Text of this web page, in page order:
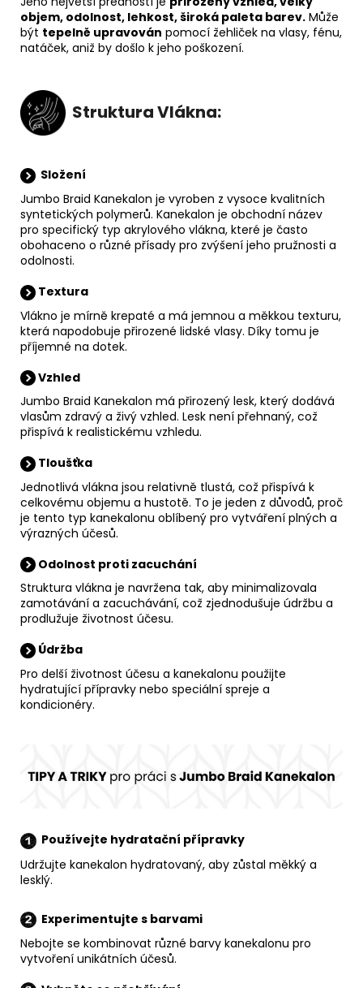
objem, odolnost, lehkost, široká paleta barev. Může
být tepelně upravován pomocí žehliček na vlasy, fénu,
natáček, aniž by došlo k jeho poškození.
Struktura Vlákna:
Složení
Jumbo Braid Kanekalon je vyroben z vysoce kvalitních
syntetických polymerů. Kanekalon je obchodní název
pro specifický typ akrylového vlákna, které je často
obohaceno o různé přísady pro zvýšení jeho pružnosti a
odolnosti.
Textura
Vlákno je mírně krepaté a má jemnou a měkkou texturu,
která napodobuje přirozené lidské vlasy. Díky tomu je
příjemné na dotek.
Vzhled
Jumbo Braid Kanekalon má přirozený lesk, který dodává
vlasům zdravý a živý vzhled. Lesk není přehnaný, což
přispívá k realistickému vzhledu.
Tloušťka
Jednotlivá vlákna jsou relativně tlustá, což přispívá k
celkovému objemu a hustotě. To je jeden z důvodů, proč
je tento typ kanekalonu oblíbený pro vytváření plných a
výrazných účesů.
Odolnost proti zacuchání
Struktura vlákna je navržena tak, aby minimalizovala
zamotávání a zacuchávání, což zjednodušuje údržbu a
prodlužuje životnost účesu.
Údržba
Pro delší životnost účesu a kanekalonu použijte
hydratující přípravky nebo speciální spreje a
kondicionéry.
Používejte hydratační přípravky
Udržujte kanekalon hydratovaný, aby zůstal měkký a
lesklý.
Experimentujte s barvami
Nebojte se kombinovat různé barvy kanekalonu pro
vytvoření unikátních účesů.